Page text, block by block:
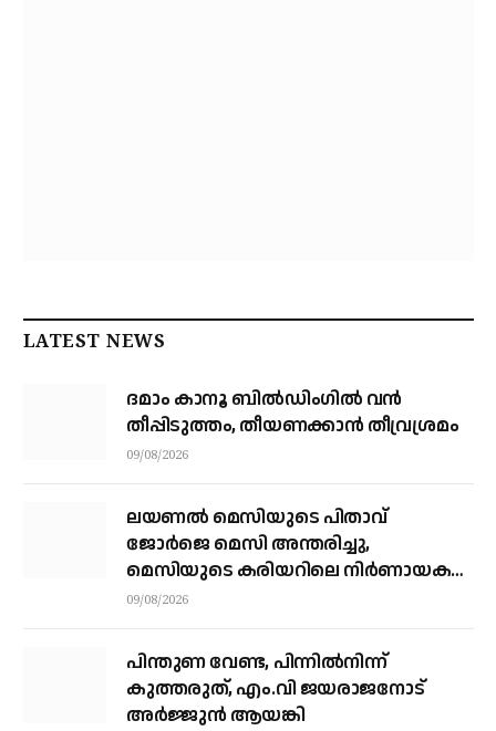
LATEST NEWS
ദമാം കാനൂ ബിൽഡിംഗിൽ വൻ
തീപ്പിടുത്തം, തീയണക്കാൻ തീവ്രശ്രമം
09/08/2026
ലയണൽ മെസിയുടെ പിതാവ്
ജോർജെ മെസി അന്തരിച്ചു, ​
മെസിയുടെ കരിയറിലെ നിർണായക
ശക്തി
09/08/2026
പിന്തുണ വേണ്ട, പിന്നിൽനിന്ന്
കുത്തരുത്, എം.വി ജയരാജനോട്
അർജ്ജുൻ ആയങ്കി